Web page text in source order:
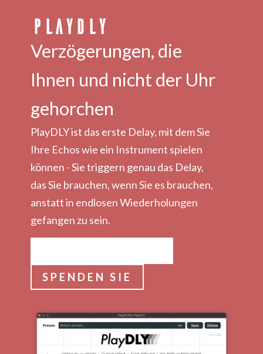
PLAYDLY
Verzögerungen, die
Ihnen und nicht der Uhr
gehorchen
PlayDLY ist das erste Delay, mit dem Sie
Ihre Echos wie ein Instrument spielen
können - Sie triggern genau das Delay,
das Sie brauchen, wenn Sie es brauchen,
anstatt in endlosen Wiederholungen
gefangen zu sein.
SPENDEN SIE